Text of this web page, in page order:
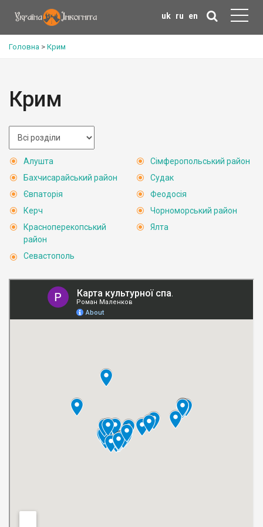
uk ru en
Головна > Крим
Крим
Алушта
Бахчисарайський район
Євпаторія
Керч
Красноперекопський
район
Севастополь
Сімферопольський район
Судак
Феодосія
Чорноморський район
Ялта